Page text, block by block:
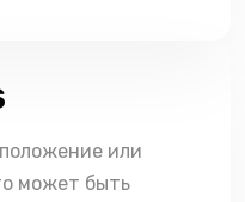
или
может быть